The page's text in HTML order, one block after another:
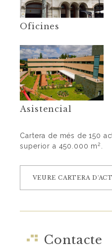
Oficines
Asistencial
Cartera de més de 150
superior a 450.000 m2
VEURE CARTERA
Contacte